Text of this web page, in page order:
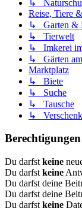
↳
Reise, Tiere
↳ Garten &
↳ Tierwelt
↳ Imkerei
↳ Gärten
Marktplatz
↳ Biete
↳ Suche
↳ Tausche
↳
Du darfst keine
Du darfst keine
Du darfst deine
Du darfst deine
Du darfst keine